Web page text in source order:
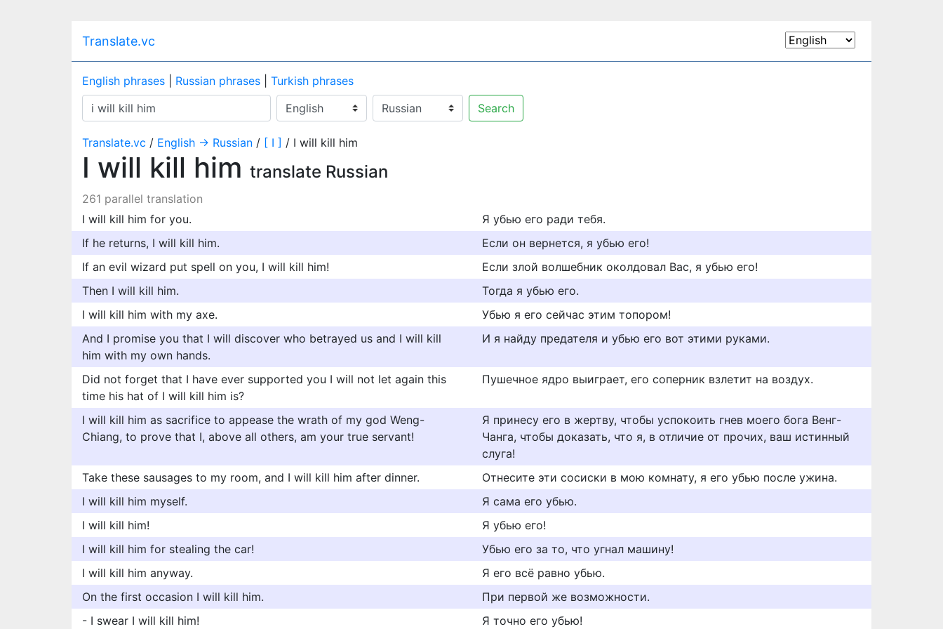
Translate.vc
English phrases Russian phrases
Turkish phrases
Search
Translate.vc / English → Russian / [ I ] / I will kill him
I will kill him translate Russian
261 parallel translation
I will kill him for you.
Я убью его ради тебя.
If he returns, I will kill him.
Если он вернется, я убью его!
If an evil wizard put spell on you, I will kill him!
Если злой волшебник околдовал Вас, я убью его!
Then I will kill him.
Тогда я убью его.
I will kill him with my axe.
Убью я его сейчас этим топором!
And I promise you that I will discover who betrayed us and I will kill
him with my own hands.
И я найду предателя и убью его вот этими руками.
Did not forget that I have ever supported you I will not let again this
time his hat of I will kill him is?
Пушечное ядро выиграет, его соперник взлетит на воздух.
I will kill him as sacrifice to appease the wrath of my god Weng-
Chiang, to prove that I, above all others, am your true servant!
Я принесу его в жертву, чтобы успокоить гнев моего бога Венг-
Чанга, чтобы доказать, что я, в отличие от прочих, ваш истинный
слуга!
Take these sausages to my room, and I will kill him after dinner.
Отнесите эти сосиски в мою комнату, я его убью после ужина.
I will kill him myself.
Я сама его убью.
I will kill him!
Я убью его!
I will kill him for stealing the car!
Убью его за то, что угнал машину!
I will kill him anyway.
Я его всё равно убью.
On the first occasion I will kill him.
При первой же возможности.
- I swear I will kill him!
Я точно его убью!